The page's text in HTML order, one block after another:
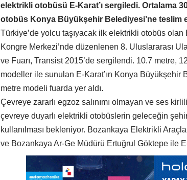
elektrikli otobüsü E-Karat’ı sergiledi. Ortalama
otobüs Konya Büyükşehir Belediyesi’ne teslim
Türkiye’de yolcu taşıyacak ilk elektrikli otobüs olan
Kongre Merkezi’nde düzenlenen 8. Uluslararası
ve Fuarı, Transist 2015’de sergilendi. 10.7 metre,
modeller ile sunulan E-Karat’ın Konya Büyükşehir
metre modeli fuarda yer aldı.
Çevreye zararlı egzoz salınımı olmayan ve ses
çevreye duyarlı elektrikli otobüslerin geleceğin
kullanılması bekleniyor. Bozankaya Elektrikli
ve Bozankaya Ar-Ge Müdürü Ertuğrul Göktepe ile